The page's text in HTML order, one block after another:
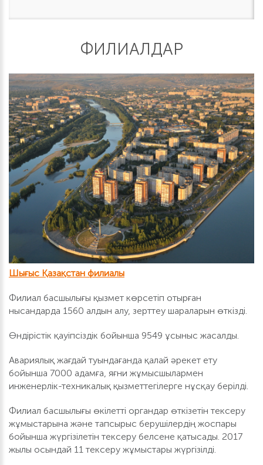
ФИЛИАЛДАР
Шығыс Қазақстан филиалы
Филиал басшылығы қызмет көрсетіп отырған
нысандарда 1560 алдын алу, зерттеу шараларын өткізді.
Өндірістік қауіпсіздік бойынша 9549 ұсыныс жасалды.
Авариялық жағдай туындағанда қалай әрекет ету
бойынша 7000 адамға, яғни жұмысшылармен
инженерлік-техникалық қызметтегілерге нұсқау берілді.
Филиал басшылығы өкілетті органдар өткізетін тексеру
жұмыстарына және тапсырыс берушілердің жоспары
бойынша жүргізілетін тексеру белсене қатысады. 2017
жылы осындай 11 тексеру жұмыстары жүргізілді.